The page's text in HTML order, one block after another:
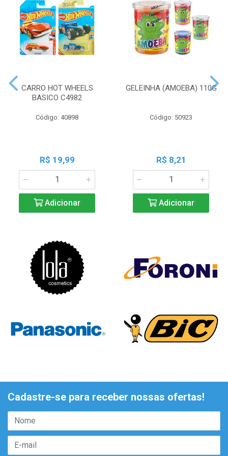
CARRO HOT WHEELS
BASICO C4982
Código: 40898
R$ 19,99
Adicionar
GELEINHA (AMOEBA) 110G
Código: 50923
R$ 8,21
Adicionar
Cadastre-se para receber nossas ofertas!